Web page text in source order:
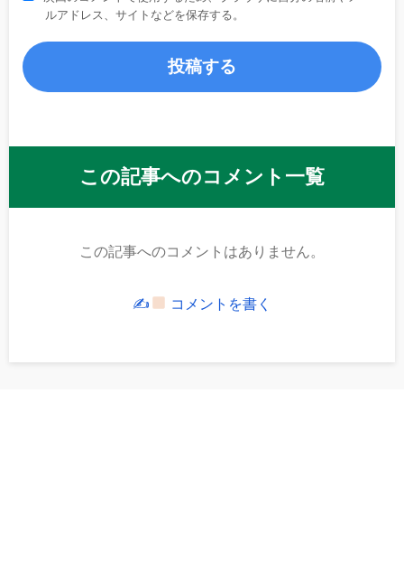
ルアドレス、サイトなどを保存する。
この記事へのコメント一覧
この記事へのコメントはありません。
✍ コメントを書く